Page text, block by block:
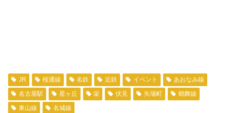
JR 桜通線 名鉄 近鉄 イベント
あおなみ線
名古屋駅
星ヶ丘 栄 伏見 矢場町
鶴舞線
東山線
名城線